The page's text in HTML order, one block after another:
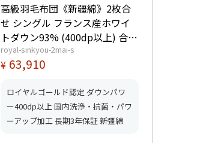
高級羽毛布団《新疆綿》2枚合
せ シングル フランス産ホワイ
トダウン93% (400dp以上) 合掛
0.9kg、薄掛0.4kg 【5つ星ロイ
ヤルゴールド取得】【グッドふ
royal-sinkyou-2mai-s
¥ 63,910
ロイヤルゴールド認定 ダウンパワ
ー400dp以上 国内洗浄・抗菌・パワ
ーアップ加工 長期3年保証 新彊綿